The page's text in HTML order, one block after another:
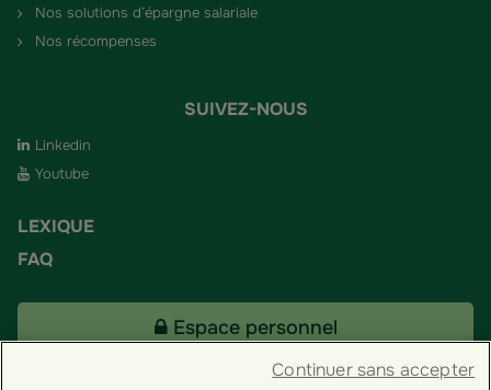
Nos solutions d’épargne salariale
Nos récompenses
SUIVEZ-NOUS
Linkedin
Youtube
LEXIQUE
FAQ
Espace personnel
Continuer sans accepter